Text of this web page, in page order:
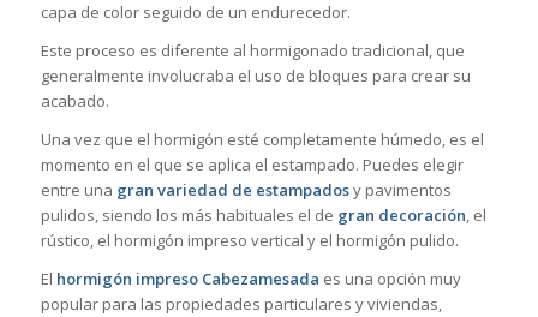
capa de color seguido de un endurecedor.
Este proceso es diferente al hormigonado tradicional, que
generalmente involucraba el uso de bloques para crear su
acabado.
Una vez que el hormigón esté completamente húmedo, es el
momento en el que se aplica el estampado. Puedes elegir
entre una gran variedad de estampadosy pavimentos
pulidos, siendo los más habituales el de gran decoración, el
rústico, el hormigón impreso vertical y el hormigón pulido.
El hormigón impreso Cabezamesada es una opción muy
popular para las propiedades particulares y viviendas,